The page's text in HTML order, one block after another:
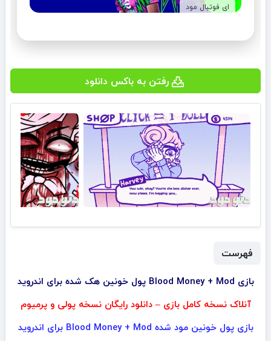
ای فوتبال مود
رفتن به باکس دانلود
فهرست
بازی Blood Money + Mod پول خونین هک شده برای اندروید
آنلاک نسخه کامل بازی – دانلود رایگان نسخه پولی و پرمیوم
بازی پول خونین مود شده Blood Money + Mod برای اندروید